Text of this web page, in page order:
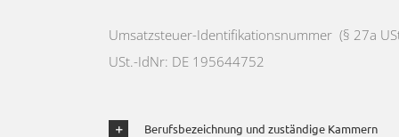
Umsatzsteuer-Identifikationsnummer (§ 27a
USt.-IdNr: DE 195644752
Berufsbezeichnung und zuständige Kammern